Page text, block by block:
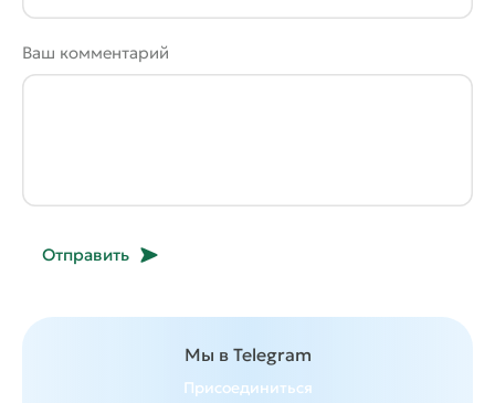
Ваш комментарий
Отправить
Мы в Telegram
Присоединиться